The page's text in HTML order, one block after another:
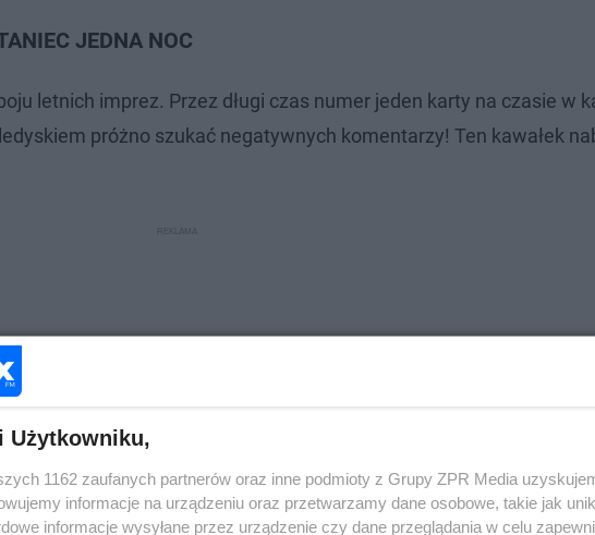
JEDNA NOC
letnich imprez. Przez długi czas numer jeden karty na czasie w
próżno szukać negatywnych komentarzy! Ten kawałek
Użytkowniku,
1162 zaufanych partnerów oraz inne podmioty z Grupy ZPR Media
informacje na urządzeniu oraz przetwarzamy dane osobowe, takie jak
informacje wysyłane przez urządzenie czy dane przeglądania w celu